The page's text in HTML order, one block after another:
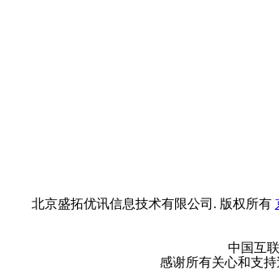
北京盛拓优讯信息技术有限公司. 版权所有
中国互
感谢所有关心和支